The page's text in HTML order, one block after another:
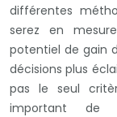
différentes
serez en
potentiel de gain
décisions plus
pas le seul
important de